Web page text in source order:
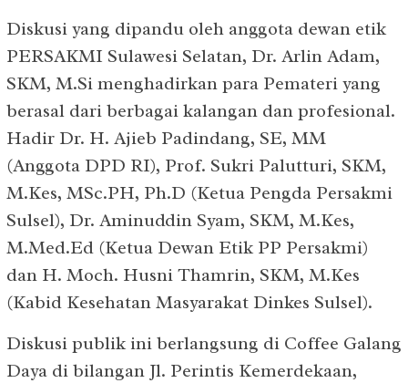
Diskusi yang dipandu oleh anggota dewan etik
PERSAKMI Sulawesi Selatan, Dr. Arlin Adam,
SKM, M.Si menghadirkan para Pemateri yang
berasal dari berbagai kalangan dan profesional.
Hadir Dr. H. Ajieb Padindang, SE, MM
(Anggota DPD RI), Prof. Sukri Palutturi, SKM,
M.Kes, MSc.PH, Ph.D (Ketua Pengda Persakmi
Sulsel), Dr. Aminuddin Syam, SKM, M.Kes,
M.Med.Ed (Ketua Dewan Etik PP Persakmi)
dan H. Moch. Husni Thamrin, SKM, M.Kes
(Kabid Kesehatan Masyarakat Dinkes Sulsel).
Diskusi publik ini berlangsung di Coffee Galang
Daya di bilangan Jl. Perintis Kemerdekaan,